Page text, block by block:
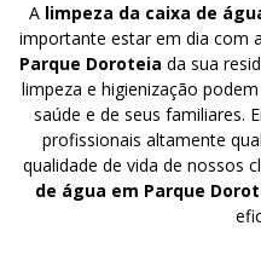
A limpeza da caixa de
importante estar em dia com a
Parque Doroteia da sua
limpeza e higienização
saúde e de seus familiares.
profissionais altamente
qualidade de vida de nossos
de água em Parque